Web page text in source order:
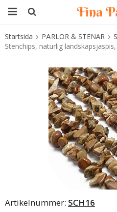
Produkten har blivit
Startsida PÄRLOR & STENAR
Stenchips, naturlig
Artikelnummer: SCH16